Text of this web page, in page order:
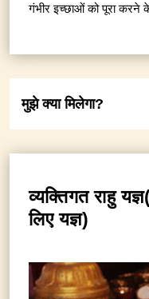
गंभीर इच्छाओं को पूरा करने
मुझे क्या मिलेगा?
व्यक्तिगत राहु
लिए यज्ञ)